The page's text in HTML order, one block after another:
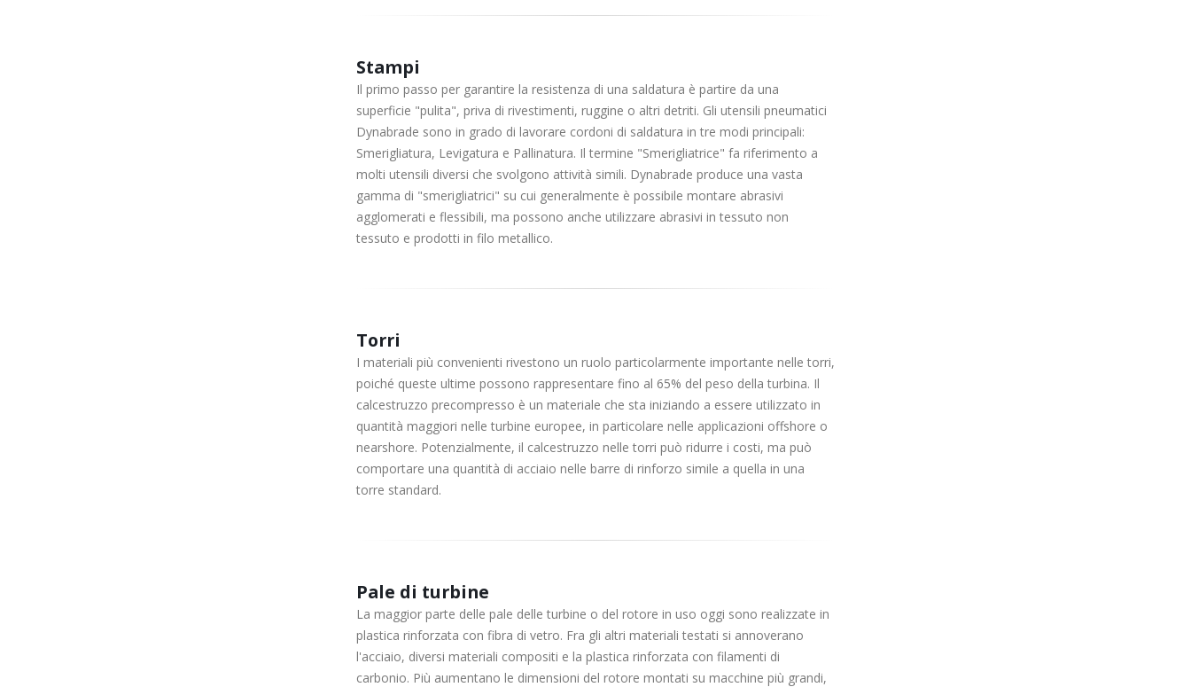
Stampi
Il primo passo per garantire la resistenza di una saldatura è partire da una
superficie "pulita", priva di rivestimenti, ruggine o altri detriti. Gli utensili pneumatici
Dynabrade sono in grado di lavorare cordoni di saldatura in tre modi principali:
Smerigliatura, Levigatura e Pallinatura. Il termine "Smerigliatrice" fa riferimento a
molti utensili diversi che svolgono attività simili. Dynabrade produce una vasta
gamma di "smerigliatrici" su cui generalmente è possibile montare abrasivi
agglomerati e flessibili, ma possono anche utilizzare abrasivi in tessuto non
tessuto e prodotti in filo metallico.
Torri
I materiali più convenienti rivestono un ruolo particolarmente importante nelle torri,
poiché queste ultime possono rappresentare fino al 65% del peso della turbina. Il
calcestruzzo precompresso è un materiale che sta iniziando a essere utilizzato in
quantità maggiori nelle turbine europee, in particolare nelle applicazioni offshore o
nearshore. Potenzialmente, il calcestruzzo nelle torri può ridurre i costi, ma può
comportare una quantità di acciaio nelle barre di rinforzo simile a quella in una
torre standard.
Pale di turbine
La maggior parte delle pale delle turbine o del rotore in uso oggi sono realizzate in
plastica rinforzata con fibra di vetro. Fra gli altri materiali testati si annoverano
l'acciaio, diversi materiali compositi e la plastica rinforzata con filamenti di
carbonio. Più aumentano le dimensioni del rotore montati su macchine più grandi,